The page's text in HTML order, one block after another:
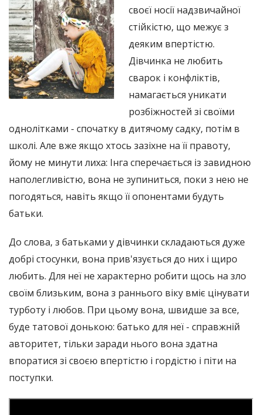
своєї носії надзвичайної
стійкістю, що межує з
деяким впертістю.
Дівчинка не любить
сварок і конфліктів,
намагається уникати
розбіжностей зі своїми
однолітками - спочатку в дитячому садку, потім в
школі. Але вже якщо хтось зазіхне на її правоту,
йому не минути лиха: Інга сперечається із завидною
наполегливістю, вона не зупиниться, поки з нею не
погодяться, навіть якщо її опонентами будуть
батьки.
До слова, з батьками у дівчинки складаються дуже
добрі стосунки, вона прив'язується до них і щиро
любить. Для неї не характерно робити щось на зло
своїм близьким, вона з раннього віку вміє цінувати
турботу і любов. При цьому вона, швидше за все,
буде татової донькою: батько для неї - справжній
авторитет, тільки заради нього вона здатна
впоратися зі своєю впертістю і гордістю і піти на
поступки.